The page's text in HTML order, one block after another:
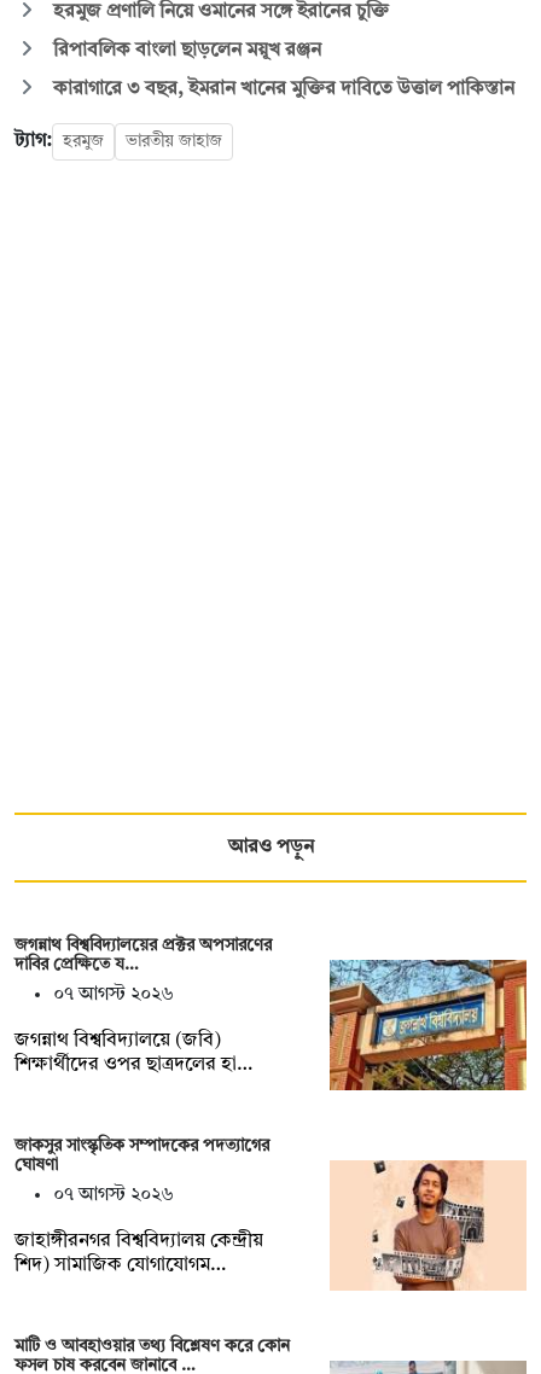
হরমুজ প্রণালি নিয়ে ওমানের সঙ্গে ইরানের চুক্তি
রিপাবলিক বাংলা ছাড়লেন ময়ূখ রঞ্জন
কারাগারে ৩ বছর, ইমরান খানের মুক্তির দাবিতে উত্তাল পাকিস্তান
ট্যাগ: হরমুজ ভারতীয় জাহাজ
আরও পড়ুন
জগন্নাথ বিশ্ববিদ্যালয়ের প্রক্টর অপসারণের
দাবির প্রেক্ষিতে য…
০৭ আগস্ট ২০২৬
জগন্নাথ বিশ্ববিদ্যালয়ে (জবি)
শিক্ষার্থীদের ওপর ছাত্রদলের হা…
জাকসুর সাংস্কৃতিক সম্পাদকের পদত্যাগের
ঘোষণা
০৭ আগস্ট ২০২৬
‎জাহাঙ্গীরনগর বিশ্ববিদ্যালয় কেন্দ্রীয়
শিদ) সামাজিক যোগাযোগম…
মাটি ও আবহাওয়ার তথ্য বিশ্লেষণ করে কোন
ফসল চাষ করবেন জানাবে …